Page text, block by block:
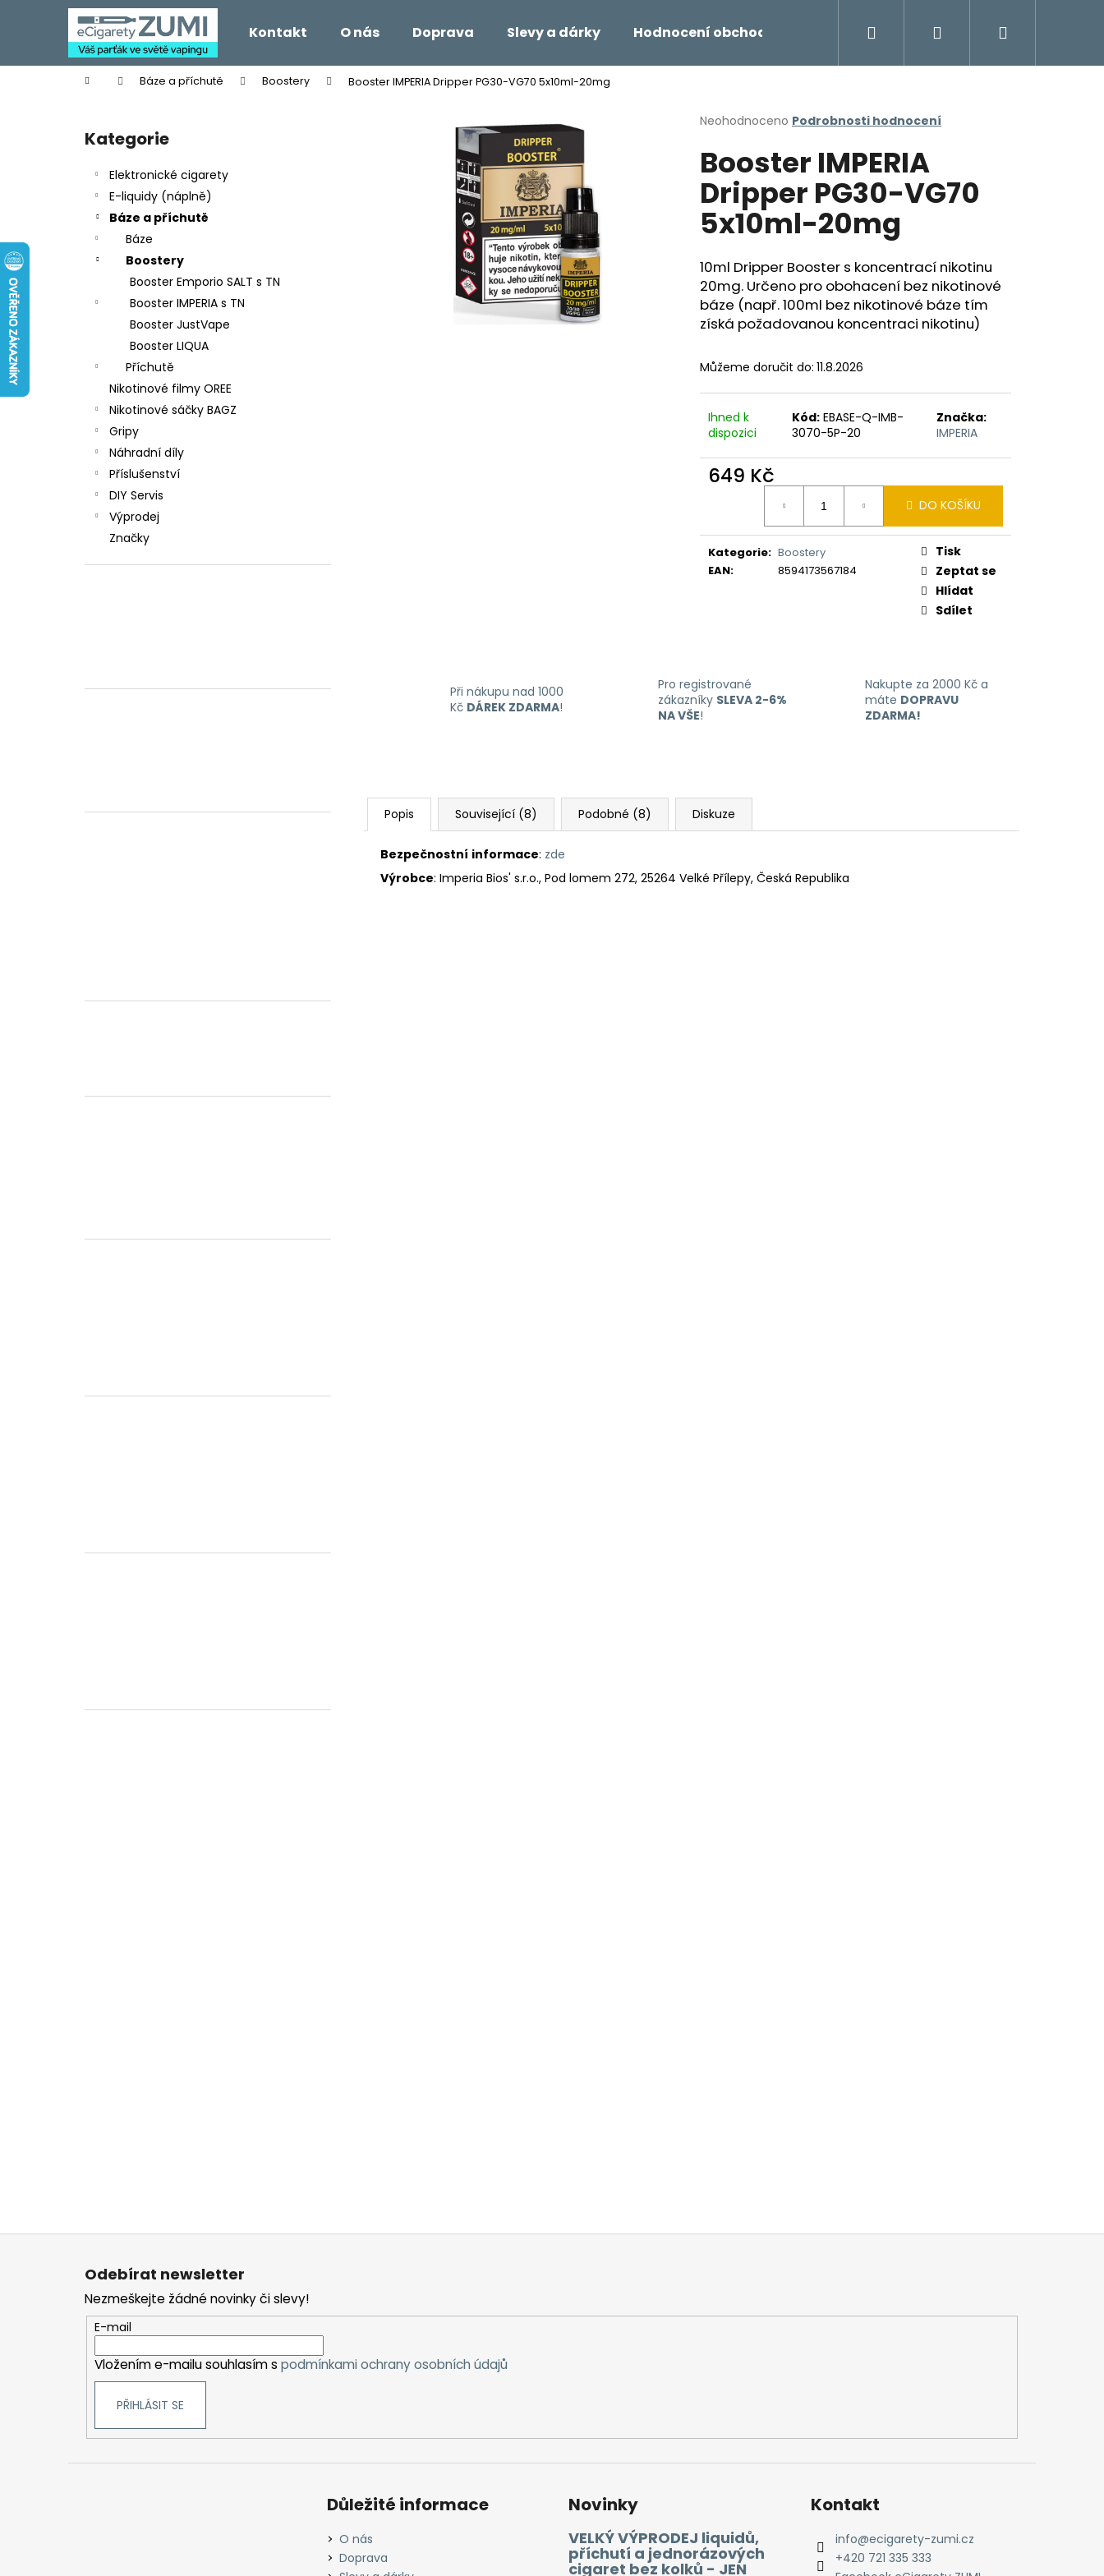
Kontakt O nás Doprava Slevy a dárky Hodnocení obchodu Napište námPřihlášení
Domů Báze a příchutě Boostery Booster IMPERIA Dripper PG30-VG70 5x10ml-20mg
Přeskočit
kategorie
Kategorie
Elektronické cigarety
E-liquidy (náplně)
Báze a příchutě
Báze
Boostery
Booster Emporio SALT s TN
Booster IMPERIA s TN
Booster JustVape
Booster LIQUA
Příchutě
Nikotinové filmy OREE
Nikotinové sáčky BAGZ
Gripy
Náhradní díly
Příslušenství
DIY Servis
Výprodej
Značky
Průměrné
produktu
je
0,0
5
hvězdiček.
Neohodnoceno Podrobnosti hodnocení
Booster IMPERIA
Dripper PG30-VG70
5x10ml-20mg
10ml Dripper Booster s koncentrací nikotinu
20mg. Určeno pro obohacení bez nikotinové
báze (např. 100ml bez nikotinové báze tím
získá požadovanou koncentraci nikotinu)
Můžeme doručit do: 11.8.2026
Ihned k
dispozici
Kód: EBASE-Q-IMB-
3070-5P-20
Značka:
IMPERIA
649 Kč
DO KOŠÍKU
Kategorie: Boostery
EAN: 8594173567184
Tisk
Zeptat se
Hlídat
Sdílet
Při nákupu nad 1000
Kč DÁREK ZDARMA!
Pro registrované
zákazníky SLEVA 2-6%
NA VŠE!
Nakupte za 2000 Kč a
máte DOPRAVU
ZDARMA!
Popis Související (8) Podobné (8) Diskuze
Bezpečnostní informace: zde
Výrobce: Imperia Bios' s.r.o., Pod lomem 272, 25264 Velké Přílepy, Česká Republika
í
Zpět
do
Zpět
do
Co potřebujete najít?
Doporučujeme
Následující
LIQUID ARAMAX 4PACK CIGAR
TOBACCO 4X10ML-18MG
558 Kč
LIQUID LIQUA AMERICAN BLEND 10ML-
Z
Odebírat newsletter
Nezmeškejte žádné novinky či slevy!
E-mail
Vložením e-mailu souhlasím s podmínkami ochrany osobních údajů
PŘIHLÁSIT SE
Důležité informace
O nás
Doprava
Novinky
VELKÝ VÝPRODEJ liquidů,
příchutí a jednorázových
cigaret bez kolků - JEN
Kontakt
info@ecigarety-zumi.cz
+420 721 335 333